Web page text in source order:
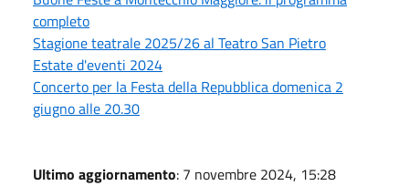
completo
Stagione teatrale 2025/26 al Teatro San Pietro
Estate d'eventi 2024
Concerto per la Festa della Repubblica domenica 2
giugno alle 20.30
Ultimo aggiornamento: 7 novembre 2024, 15:28